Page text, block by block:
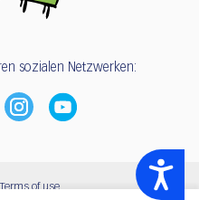
Accessibility
sozialen Netzwerken:
Terms of use